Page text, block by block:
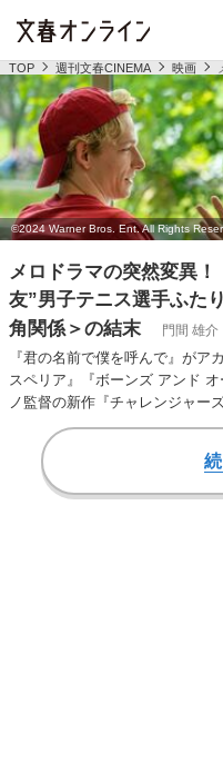
TOP 週刊文春CINEMA 映画
メロドラマの突然変異
友”男子テニス選手ふた
角関係＞の結末
門間 雄介
『君の名前で僕を呼んで』がア
スペリア』『ボーンズ アンド
ノ監督の新作『チャレンジャー
スの元スター選手…